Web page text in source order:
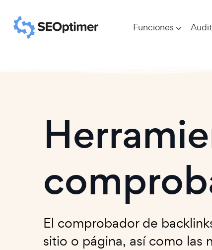
Funciones
El comprobador de
sitio o página, así como las